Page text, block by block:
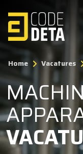
Home Vacatures